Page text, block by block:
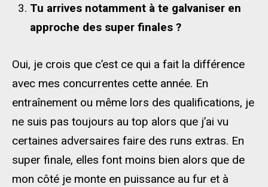
Tu arrives notamment à te galvaniser en
approche des super finales ?
Oui, je crois que c’est ce qui a fait la différence
avec mes concurrentes cette année. En
entraînement ou même lors des qualifications, je
ne suis pas toujours au top alors que j’ai vu
certaines adversaires faire des runs extras. En
super finale, elles font moins bien alors que de
mon côté je monte en puissance au fur et à